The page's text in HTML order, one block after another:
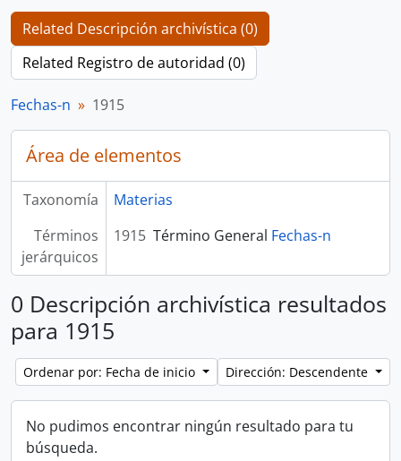
Related Descripción archivística (0)
Related Registro de autoridad (0)
Fechas-n 1915
Área de elementos
Taxonomía
Materias
Términos
jerárquicos
1915 Término General Fechas-n
0 Descripción archivística resultados
para 1915
Ordenar por: Fecha de inicio Dirección: Descendente
No pudimos encontrar ningún resultado para tu
búsqueda.